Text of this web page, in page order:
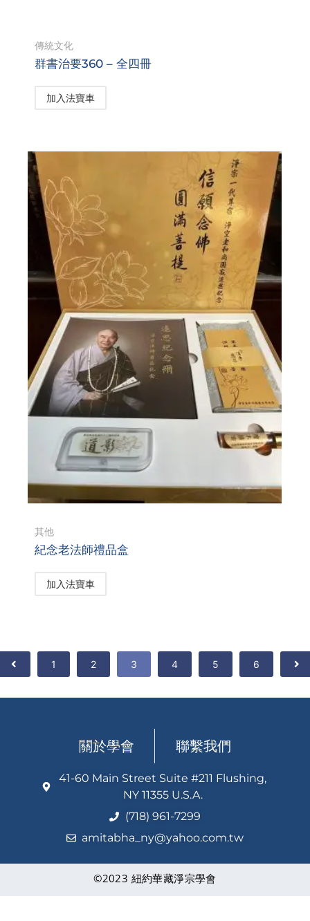
傳統文化
群書治要360 – 全四冊
加入法寶車
其他
紀念老法師禮品盒
加入法寶車
1 2 3 4 5 6
關於學會 聯繫我們
41-60 Main Street Suite #211 Flushing,
NY 11355 U.S.A.
(718) 961-7299
amitabha_ny@yahoo.com.tw
©2023 紐約華藏淨宗學會